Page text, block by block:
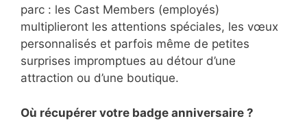
parc : les Cast Members (employés)
multiplieront les attentions spéciales, les vœux
personnalisés et parfois même de petites
surprises impromptues au détour d’une
attraction ou d’une boutique.
Où récupérer votre badge anniversaire ?